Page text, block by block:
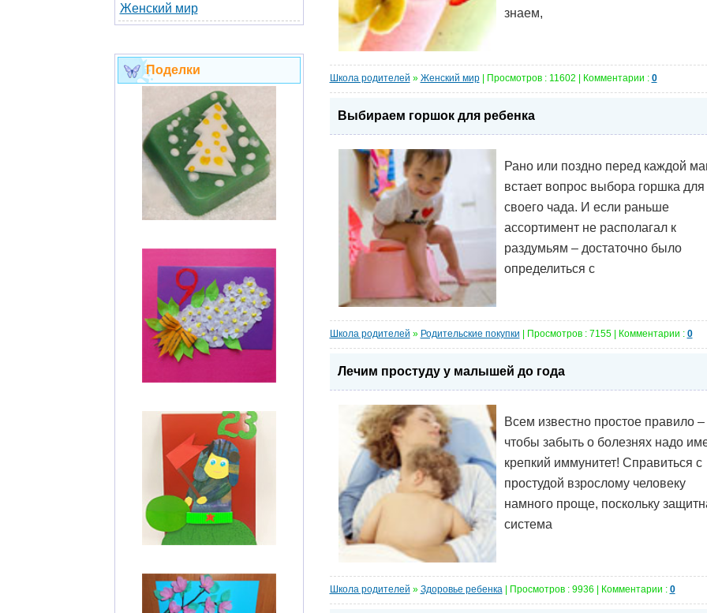
Женский мир
Поделки
знаем,
Школа родителей » Женский мир| Просмотров : 11602 | Комментарии : 0
Выбираем горшок для ребенка
Рано или поздно перед каждой
встает вопрос выбора горшка для
своего чада. И если раньше
ассортимент не располагал к
раздумьям – достаточно было
определиться с
Школа родителей » Родительские покупки | Просмотров : 7155 | Комментарии : 0
Лечим простуду у малышей до года
Всем известно простое правило –
чтобы забыть о болезнях надо
крепкий иммунитет! Справиться с
простудой взрослому человеку
намного проще, поскольку
система
Школа родителей » Здоровье ребенка| Просмотров : 9936 | Комментарии : 0